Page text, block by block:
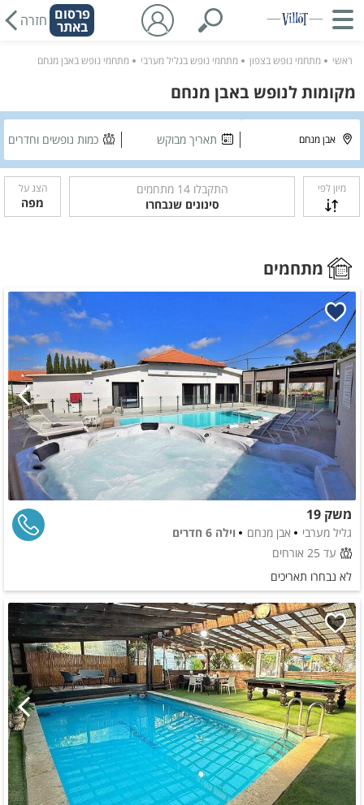
פרסום
באתר חזרה
ראשי מתחמי נופש בצפון מתחמי נופש בגליל מערבי מתחמי נופש באבן מנחם
מקומות לנופש באבן מנחם
תאריך מבוקש כמות נופשים וחדרים
מיון לפי התקבלו14 מתחמים
סינונים שנבחרו
הצג על
מפה
מתחמים
משק 19
גליל מערבי אבן מנחם
וילה 6 חדרים
עד 25 אורחים
לא נבחרו תאריכים